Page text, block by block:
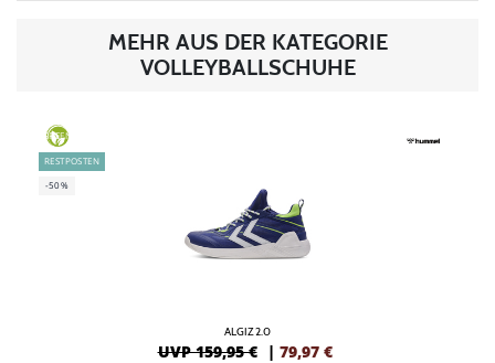
MEHR AUS DER KATEGORIE
VOLLEYBALLSCHUHE
GREEN
RESTPOSTEN
-50%
ALGIZ 2.0
UVP 159,95 € | 79,97 €